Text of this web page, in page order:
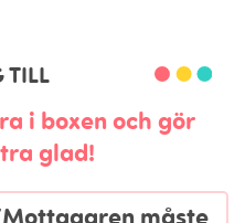
TILL
i boxen och gör
glad!
måste